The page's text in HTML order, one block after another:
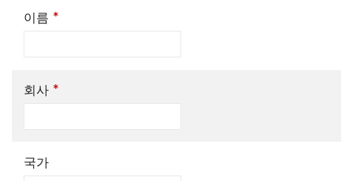
이름 *
회사 *
국가